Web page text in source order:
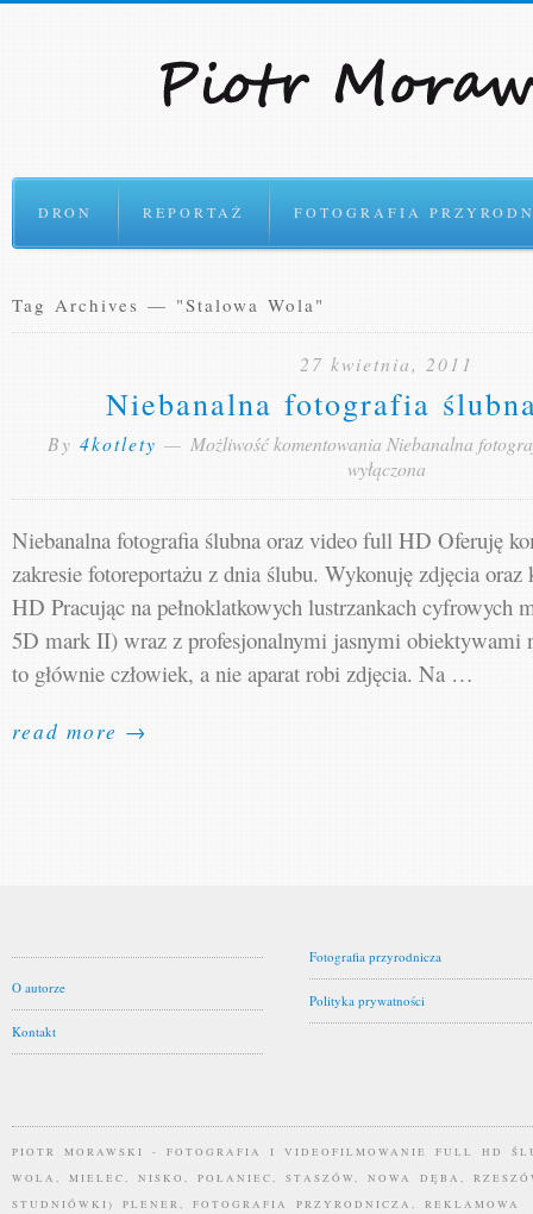
DRON REPORTAŻ FOTOGRAFIA
Tag Archives — "Stalowa Wola"
27 kwietnia, 2011
Niebanalna fotografia
By 4kotlety — Możliwość komentowania Niebanalna
wyłączona
Niebanalna fotografia ślubna oraz video full HD Oferuję
zakresie fotoreportażu z dnia ślubu. Wykonuję zdjęcia
HD Pracując na pełnoklatkowych lustrzankach cyfrowych
5D mark II) wraz z profesjonalnymi jasnymi obiektywami
to głównie człowiek, a nie aparat robi zdjęcia. Na …
read more →
O autorze
Kontakt
Fotografia przyrodnicza
Polityka prywatności
PIOTR MORAWSKI - FOTOGRAFIA I VIDEOFILMOWANIE FULL HD
WOLA, MIELEC, NISKO, POŁANIEC, STASZÓW, NOWA DĘBA,
STUDNIÓWKI) PLENER, FOTOGRAFIA PRZYRODNICZA, REKLAMOWA